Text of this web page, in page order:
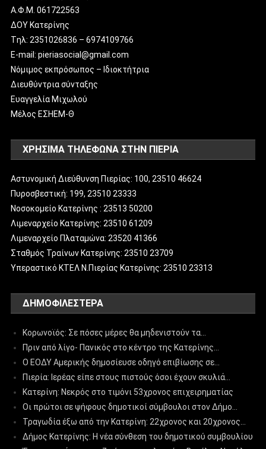
Α.Φ.Μ. 061722563
ΔΟΥ Κατερίνης
Tηλ: 2351026836 – 6974109766
E-mail: pieriasocial@gmail.com
Νόμιμος εκπρόσωπος – Ιδιοκτήτρια
Διευθύντρια σύνταξης
Ευαγγελία Μιχωλού
Μέλος ΕΣΗΕΜ-Θ
ΧΡΗΣΙΜΑ ΤΗΛΕΦΩΝΑ ΣΤΗΝ ΠΙΕΡΙΑ
Αστυνομική Διεύθυνση Πιερίας: 100, 23510 46624
Πυροσβεστική: 199, 23510 23333
Νοσοκομείο Κατερίνης : 23513 50200
Λιμεναρχείο Κατερίνης: 23510 61209
Λιμεναρχείο Πλαταμώνα: 23520 41366
Σταθμός Τραίνων Κατερίνης: 23510 23709
Υπεραστικό ΚΤΕΛ Ν.Πιερίας Κατερίνης: 23510 23313
ΔΗΜΟΦΙΛΈΣΤΕΡΑ
Κορωνοϊός: Σε πόσες μέρες θα μηδενιστούν τα…
Πριν από λίγο- Πανικός στο κέντρο της Κατερίνης…
Ο ΕΟΔΥ Αμερικής δημοσίευσε οδηγό επιβίωσης σε…
Πιερία: Ιερέας είπε στους πιστούς όσοι έχουν σκυλιά…
Κατερίνη: Νεκρός στο τιμόνι 53χρονος επιχειρηματίας
Οι πρώτοι σε ψήφους δημοτικοί σύμβουλοι στον Δήμο…
Τραγωδία έξω από την Κατερίνη: 22χρονος και 20χρονος…
Δήμος Κατερίνης: Η νέα σύνθεση του δημοτικού συμβουλίου